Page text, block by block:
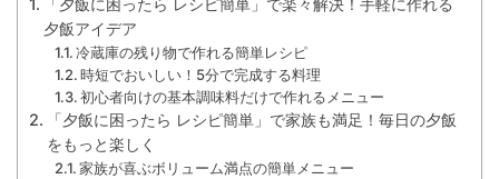
夕飯アイデア
冷蔵庫の残り物で作れる簡単レシピ
時短でおいしい！5分で完成する料理
初心者向けの基本調味料だけで作れるメニュー
「夕飯に困ったら レシピ簡単」で家族も満足！毎日の夕飯
をもっと楽しく
家族が喜ぶボリューム満点の簡単メニュー